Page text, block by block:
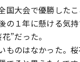
大会で優勝したこ
の１年に懸ける気
”だった。
ものはなかった。